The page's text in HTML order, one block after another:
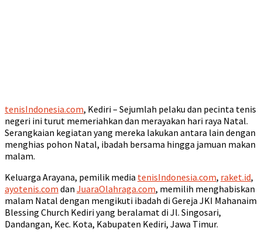
tenisIndonesia.com, Kediri – Sejumlah pelaku dan pecinta tenis
negeri ini turut memeriahkan dan merayakan hari raya Natal.
Serangkaian kegiatan yang mereka lakukan antara lain dengan
menghias pohon Natal, ibadah bersama hingga jamuan makan
malam.
Keluarga Arayana, pemilik media tenisIndonesia.com, raket.id,
ayotenis.com dan JuaraOlahraga.com, memilih menghabiskan
malam Natal dengan mengikuti ibadah di Gereja JKI Mahanaim
Blessing Church Kediri yang beralamat di Jl. Singosari,
Dandangan, Kec. Kota, Kabupaten Kediri, Jawa Timur.